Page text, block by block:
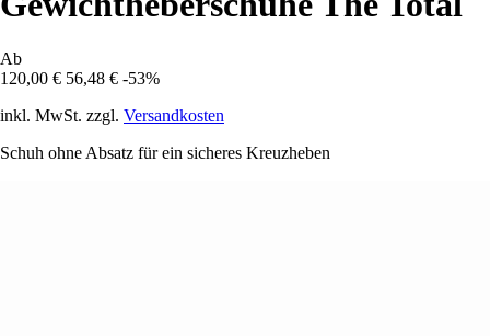
Ab
120,00 € 56,48 € -53%
inkl. MwSt. zzgl. Versandkosten
Schuh ohne Absatz für ein sicheres Kreuzheben